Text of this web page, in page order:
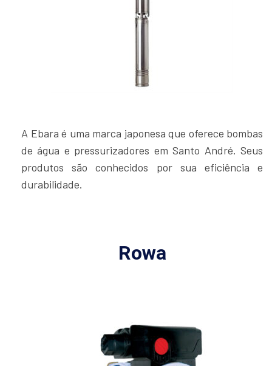
A Ebara é uma marca japonesa que oferece bombas
de água e pressurizadores em Santo André. Seus
produtos são conhecidos por sua eficiência e
durabilidade.
Rowa